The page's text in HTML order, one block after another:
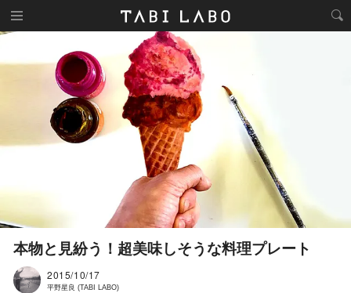
本物と見紛う！超美味しそうな料理プレート
2015/10/17
平野星良 (TABI LABO)